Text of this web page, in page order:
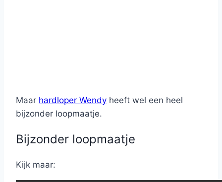
Maar hardloper Wendy heeft wel een heel
bijzonder loopmaatje.
Bijzonder loopmaatje
Kijk maar: